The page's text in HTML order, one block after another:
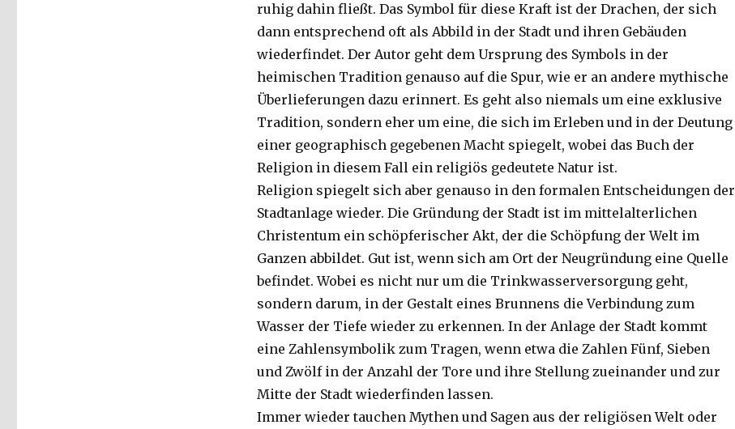
ruhig dahin fließt. Das Symbol für diese Kraft ist der Drachen, der sich
dann entsprechend oft als Abbild in der Stadt und ihren Gebäuden
wiederfindet. Der Autor geht dem Ursprung des Symbols in der
heimischen Tradition genauso auf die Spur, wie er an andere mythische
Überlieferungen dazu erinnert. Es geht also niemals um eine exklusive
Tradition, sondern eher um eine, die sich im Erleben und in der Deutung
einer geographisch gegebenen Macht spiegelt, wobei das Buch der
Religion in diesem Fall ein religiös gedeutete Natur ist.
Religion spiegelt sich aber genauso in den formalen Entscheidungen der
Stadtanlage wieder. Die Gründung der Stadt ist im mittelalterlichen
Christentum ein schöpferischer Akt, der die Schöpfung der Welt im
Ganzen abbildet. Gut ist, wenn sich am Ort der Neugründung eine Quelle
befindet. Wobei es nicht nur um die Trinkwasserversorgung geht,
sondern darum, in der Gestalt eines Brunnens die Verbindung zum
Wasser der Tiefe wieder zu erkennen. In der Anlage der Stadt kommt
eine Zahlensymbolik zum Tragen, wenn etwa die Zahlen Fünf, Sieben
und Zwölf in der Anzahl der Tore und ihre Stellung zueinander und zur
Mitte der Stadt wiederfinden lassen.
Immer wieder tauchen Mythen und Sagen aus der religiösen Welt oder